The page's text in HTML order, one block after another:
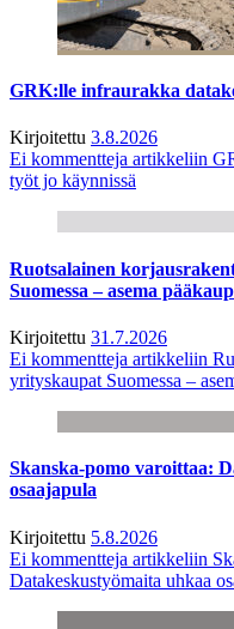
GRK:lle infraurakka
Kirjoitettu 3.8.2026
Ei kommentteja artikkeliin
työt jo käynnissä
Ruotsalainen
Suomessa – asema
Kirjoitettu 31.7.2026
Ei kommentteja artikkeliin
yrityskaupat Suomessa –
Skanska-pomo varoittaa:
osaajapula
Kirjoitettu 5.8.2026
Ei kommentteja artikkeliin
Datakeskustyömaita uhkaa